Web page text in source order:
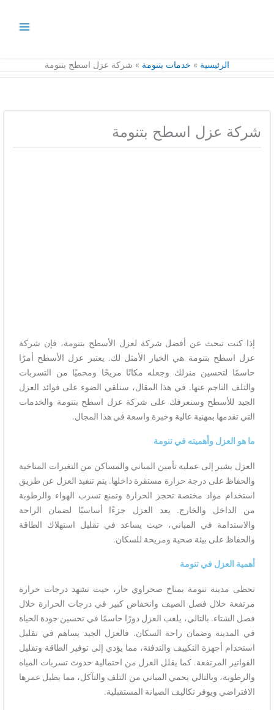
الرئيسية خدمات بتنومة شركة عزل اسطح بتنومة
شركة عزل اسطح بتنومة
إذا كنت تبحث عن أفضل شركة لعزل الأسطح بتنومة، فإن شركة
عزل اسطح بتنومة هي الخيار الأمثل لك. يعتبر عزل الأسطح أمرًا
حاسمًا لتحسين منزلك وجعله مكانًا مريحًا ومحميًا من التسربات
والتلف الناجم عنها. في هذا المقال، سنلقي الضوء على فوائد العزل
الجيد للأسطح وسنعرفك على شركة عزل اسطح بتنومة والخدمات
التي تقدمها بمهنية عالية وخبرة واسعة في هذا المجال.
ما هو العزل وأهميته في تنومة
العزل يشير إلى عملية تأمين المباني والمساكن من التغيرات المناخية
والحفاظ على درجة حرارة مستقرة داخلها. يتم تنفيذ العزل عن طريق
استخدام مواد مختصة تحجز الحرارة وتمنع تسرب الهواء والرطوبة
من الداخل والخارج. يعد العزل جزءًا أساسيًا لضمان الراحة
والاستدامة في المباني، حيث يساعد في تقليل استهلاك الطاقة
والحفاظ على بيئة صحية ومريحة للسكان.
أهمية العزل في تنومة
تحظى مدينة تنومة بمناخ صحراوي حار، حيث تشهد درجات حرارة
مرتفعة خلال فصل الصيف وانخفاض كبير في درجات الحرارة خلال
فصل الشتاء. بالتالي، يلعب العزل دورًا حاسمًا في تحسين جودة الحياة
في المدينة وضمان راحة السكان. فالعزل الجيد يساهم في تقليل
استخدام أجهزة التكييف والتدفئة، مما يؤدي إلى توفير الطاقة وتقليل
الفواتير المرتفعة. كما يقلل العزل من احتمالية حدوث تسربات المياه
والرطوبة، وبالتالي يحمي المباني من التلف والتآكل، مما يطيل عمرها
الافتراضي ويوفر تكاليف الصيانة المستقبلية.